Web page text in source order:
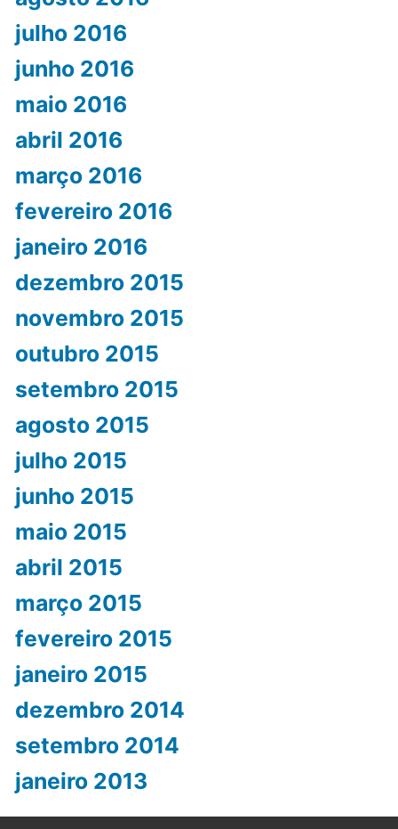
julho 2016
junho 2016
maio 2016
abril 2016
março 2016
fevereiro 2016
janeiro 2016
dezembro 2015
novembro 2015
outubro 2015
setembro 2015
agosto 2015
julho 2015
junho 2015
maio 2015
abril 2015
março 2015
fevereiro 2015
janeiro 2015
dezembro 2014
setembro 2014
janeiro 2013